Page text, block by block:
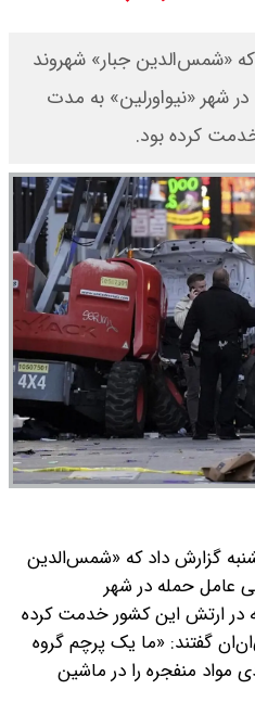
شد + جدول
«شمس‌الدین جبار» شهروند
در شهر «نیواورلین» به مدت
کرده بود.
گزارش داد که «شمس‌الدین
آمریکایی عامل حمله در شهر
در ارتش این کشور خدمت کرده
گفتند: «ما یک پرچم گروه
مواد منفجره را در ماشین